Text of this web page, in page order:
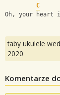
C
Oh, your heart
taby ukulele
2020
Komentarze